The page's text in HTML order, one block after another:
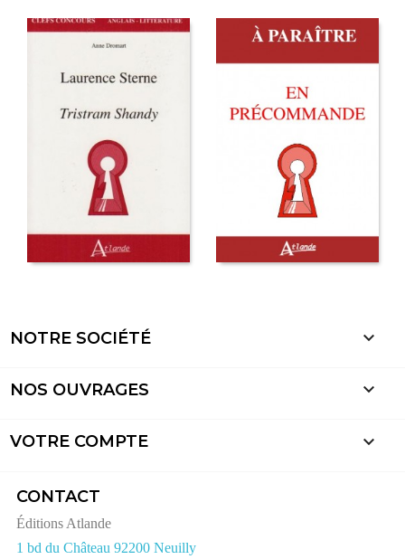
NOTRE SOCIÉTÉ 
NOS OUVRAGES 
VOTRE COMPTE 
CONTACT
Éditions Atlande
1 bd du Château 92200 Neuilly